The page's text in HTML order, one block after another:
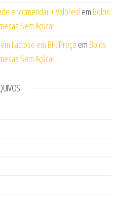
encomendar + Valores! em Bolos
Sem Açúcar
Lactose em BH: Preço em Bolos
Sem Açúcar